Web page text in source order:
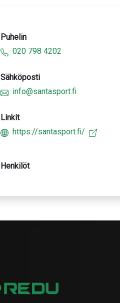
Puhelin
020 798 4202
Sähköposti
info@santasport.fi
Linkit
https://santasport.fi/
Henkilöt